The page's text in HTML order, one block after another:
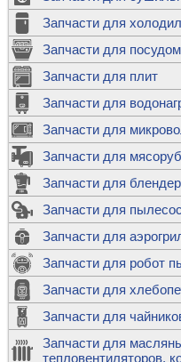
Запчасти для
Запчасти для
Запчасти для плит
Запчасти для
Запчасти для
Запчасти для
Запчасти для
Запчасти для
Запчасти для
Запчасти для робот
Запчасти для
Запчасти для
Запчасти для
тепловентиляторов,